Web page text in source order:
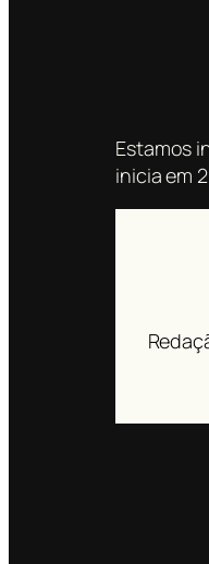
Estamos
inicia em